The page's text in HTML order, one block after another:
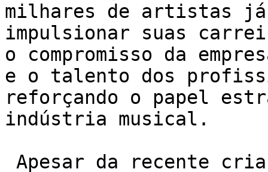
milhares de artistas
impulsionar suas
o compromisso da
e o talento dos
reforçando o papel
indústria musical.